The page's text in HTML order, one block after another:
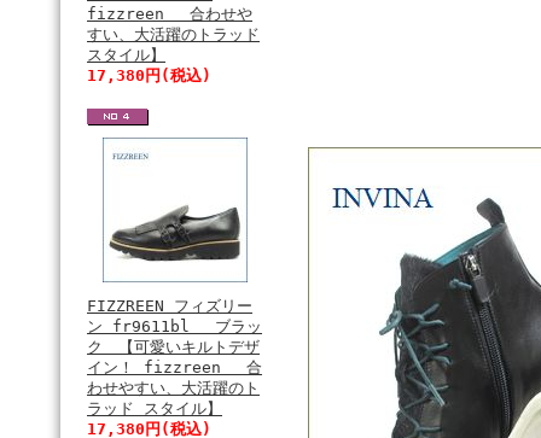
fizzreen 合わせや
すい、大活躍のトラッド
スタイル】
17,380円(税込)
FIZZREEN フィズリー
ン fr9611bl ブラッ
ク 【可愛いキルトデザ
イン！ fizzreen 合
わせやすい、大活躍のト
ラッド スタイル】
17,380円(税込)